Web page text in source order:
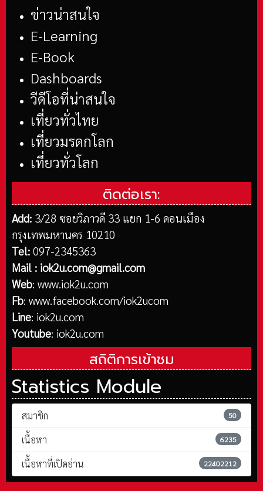
ข่าวน่าสนใจ
E-Learning
E-Book
Dashboards
วีดีโอที่น่าสนใจ
เที่ยวทั่วไทย
เที่ยวมรดกโลก
เที่ยวทั่วโลก
ติดต่อเรา:
Add: 3/28 ซอยวิภาวดี 33 แยก 1-6 ดอนเมือง
กรุงเทพมหานคร 10210
Tel: 097-2345363
Mail : iok2u.com@gmail.com
Web: www.iok2u.com
Fb: www.facebook.com/iok2ucom
Line: iok2u.com
Youtube: iok2u.com
สถิติการเข้าชม
Statistics Module
สมาชิก 50
เนื้อหา 6235
เนื้อหาที่เปิดอ่าน 22402212